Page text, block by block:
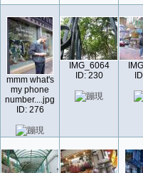
mmm what's
my phone
number....jpg
ID: 276
IMG_6064
ID: 230